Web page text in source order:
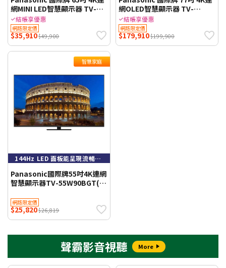
網MINI LED智慧顯示器 TV-
65W95BGT 含標準安裝與回收
舊機
結帳享優惠
網路限定價
$35,910$49,900
網OLED智慧顯示器 TV-
77Z95BGT 含標準安裝與回收
舊機
結帳享優惠
網路限定價
$179,910$199,900
智慧家庭
144Hz LED 面板能呈現流暢動態與生動鮮明的遊戲畫面
Panasonic國際牌55吋4K連網
智慧顯示器TV-55W90BGT(含
庭】
網路限定價
$25,820$26,819
聲霸影音視聽 More